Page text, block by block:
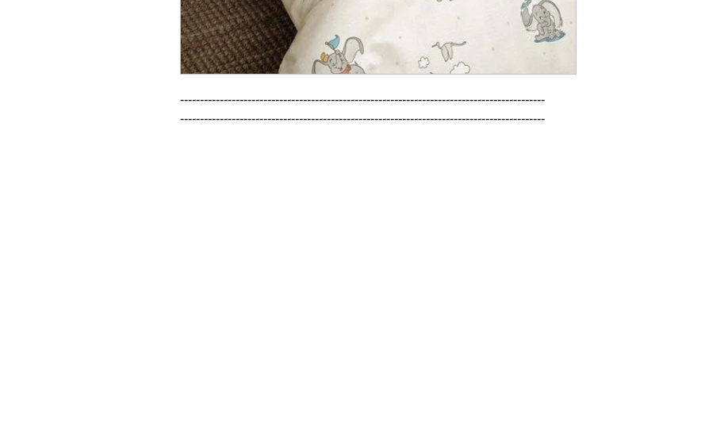
--------------------------------------------------------------------------------------------
--------------------------------------------------------------------------------------------